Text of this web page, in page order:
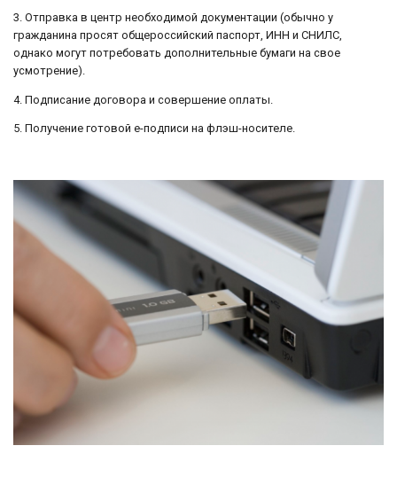
3. Отправка в центр необходимой документации (обычно у
гражданина просят общероссийский паспорт, ИНН и СНИЛС,
однако могут потребовать дополнительные бумаги на свое
усмотрение).
4. Подписание договора и совершение оплаты.
5. Получение готовой е-подписи на флэш-носителе.